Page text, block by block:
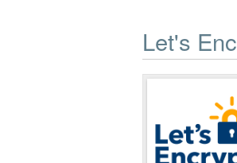
Let's